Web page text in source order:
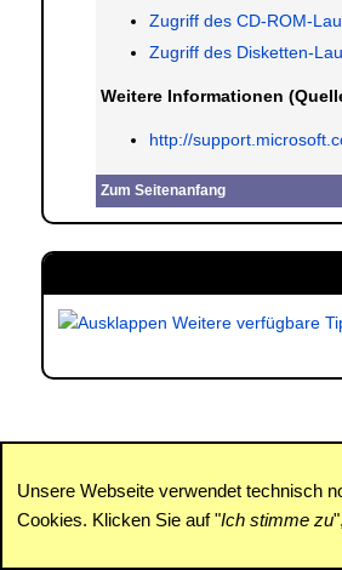
Zugriff des CD-ROM-
Zugriff des Disketten-
Weitere Informationen
http://
Zum Seitenanfang
Weitere verfügbare
Unsere Webseite verwendet technisch
Cookies. Klicken Sie auf "Ich stimme zu